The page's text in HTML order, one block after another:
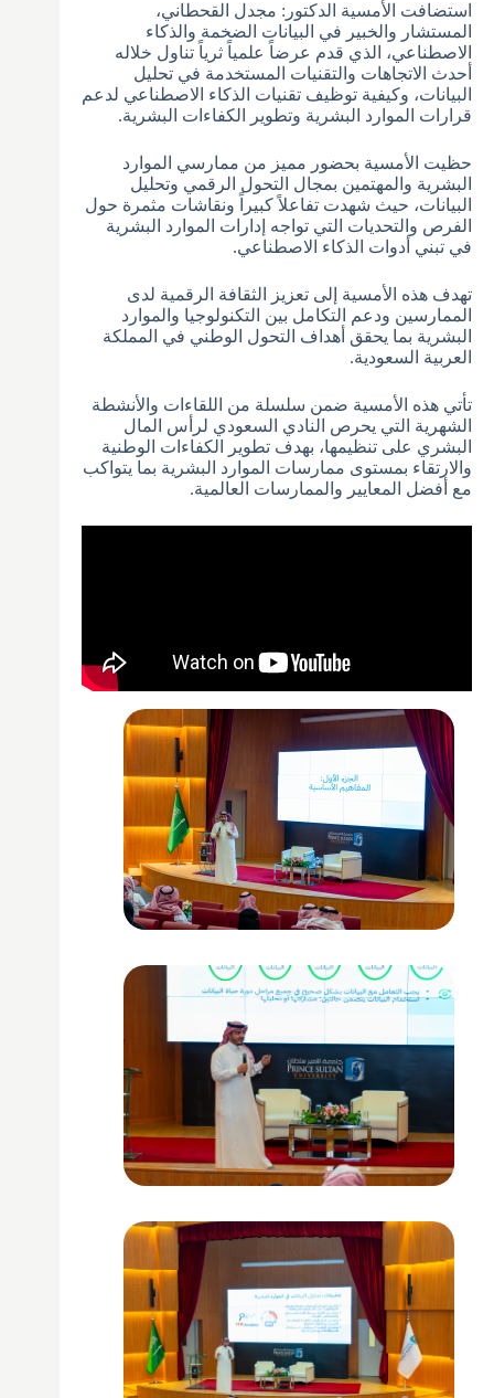
استضافت الأمسية الدكتور: مجدل القحطاني،
المستشار والخبير في البيانات الضخمة والذكاء
الاصطناعي، الذي قدم عرضاً علمياً ثرياً تناول خلاله
أحدث الاتجاهات والتقنيات المستخدمة في تحليل
البيانات، وكيفية توظيف تقنيات الذكاء الاصطناعي لدعم
قرارات الموارد البشرية وتطوير الكفاءات البشرية.
حظيت الأمسية بحضور مميز من ممارسي الموارد
البشرية والمهتمين بمجال التحول الرقمي وتحليل
البيانات، حيث شهدت تفاعلاً كبيراً ونقاشات مثمرة حول
الفرص والتحديات التي تواجه إدارات الموارد البشرية
في تبني أدوات الذكاء الاصطناعي.
تهدف هذه الأمسية إلى تعزيز الثقافة الرقمية لدى
الممارسين ودعم التكامل بين التكنولوجيا والموارد
البشرية بما يحقق أهداف التحول الوطني في المملكة
العربية السعودية.
تأتي هذه الأمسية ضمن سلسلة من اللقاءات والأنشطة
الشهرية التي يحرص النادي السعودي لرأس المال
البشري على تنظيمها، بهدف تطوير الكفاءات الوطنية
والارتقاء بمستوى ممارسات الموارد البشرية بما يتواكب
مع أفضل المعايير والممارسات العالمية.